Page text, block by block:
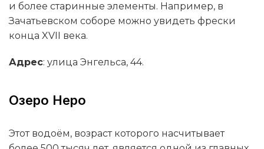
и более старинные элементы. Например, в
Зачатьевском соборе можно увидеть фрески
конца XVII века.
Адрес: улица Энгельса, 44.
Озеро Неро
Этот водоём, возраст которого насчитывает